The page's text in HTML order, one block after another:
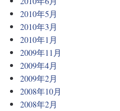
2010年5月
2010年3月
2010年1月
2009年11月
2009年4月
2009年2月
2008年10月
2008年2月